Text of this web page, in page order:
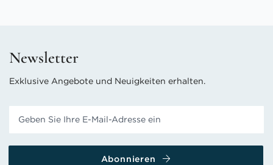
Newsletter
Exklusive Angebote und Neuigkeiten erhalten.
Abonnieren